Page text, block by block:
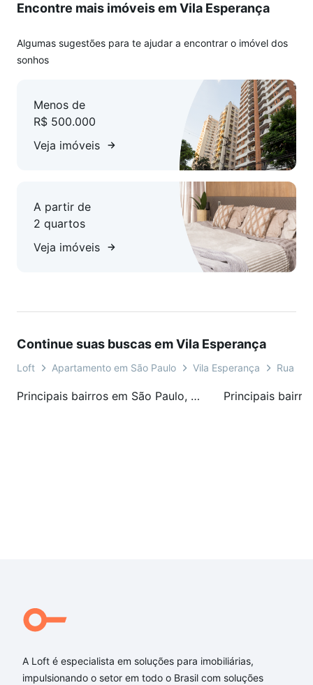
Encontre mais imóveis em Vila Esperança
Algumas sugestões para te ajudar a encontrar o imóvel dos
sonhos
Menos de
R$ 500.000
Veja imóveis
A partir de
2 quartos
Veja imóveis
Continue suas buscas em Vila Esperança
Loft Apartamento em São Paulo Vila Esperança Rua
Principais bairros em São Paulo, SP
A Loft é especialista em soluções para imobiliárias,
impulsionando o setor em todo o Brasil com soluções